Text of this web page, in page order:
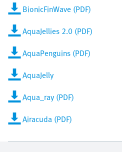
BionicFinWave (PDF)
AquaJellies 2.0 (PDF)
AquaPenguins (PDF)
AquaJelly
Aqua_ray (PDF)
Airacuda (PDF)